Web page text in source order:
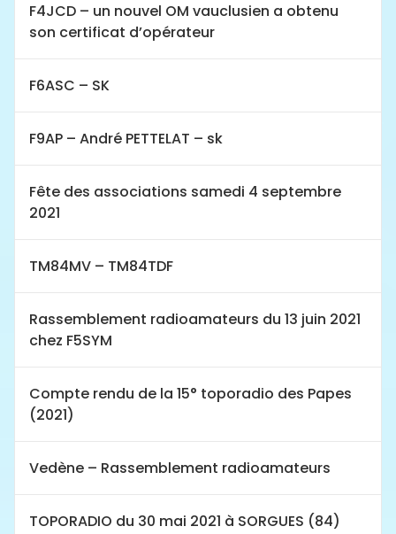
F4JCD – un nouvel OM vauclusien a obtenu
son certificat d’opérateur
F6ASC – SK
F9AP – André PETTELAT – sk
Fête des associations samedi 4 septembre
2021
TM84MV – TM84TDF
Rassemblement radioamateurs du 13 juin 2021
chez F5SYM
Compte rendu de la 15° toporadio des Papes
(2021)
Vedène – Rassemblement radioamateurs
TOPORADIO du 30 mai 2021 à SORGUES (84)